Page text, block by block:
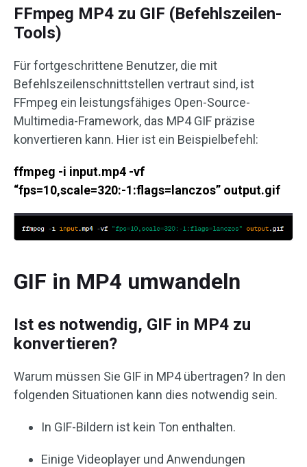
FFmpeg MP4 zu GIF (Befehlszeilen-
Tools)
Für fortgeschrittene Benutzer, die mit
Befehlszeilenschnittstellen vertraut sind, ist
FFmpeg ein leistungsfähiges Open-Source-
Multimedia-Framework, das MP4 GIF präzise
konvertieren kann. Hier ist ein Beispielbefehl:
ffmpeg -i input.mp4 -vf
“fps=10,scale=320:-1:flags=lanczos” output.gif
GIF in MP4 umwandeln
Ist es notwendig, GIF in MP4 zu
konvertieren?
Warum müssen Sie GIF in MP4 übertragen? In den
folgenden Situationen kann dies notwendig sein.
In GIF-Bildern ist kein Ton enthalten.
Einige Videoplayer und Anwendungen